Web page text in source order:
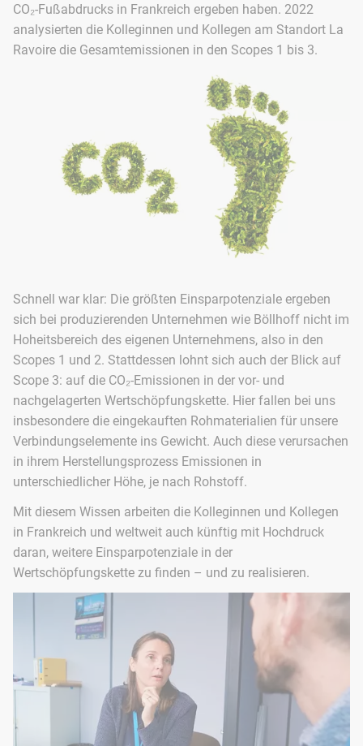
CO₂-Fußabdrucks in Frankreich ergeben haben. 2022
analysierten die Kolleginnen und Kollegen am Standort La
Ravoire die Gesamtemissionen in den Scopes 1 bis 3.
Schnell war klar: Die größten Einsparpotenziale ergeben
sich bei produzierenden Unternehmen wie Böllhoff nicht im
Hoheitsbereich des eigenen Unternehmens, also in den
Scopes 1 und 2. Stattdessen lohnt sich auch der Blick auf
Scope 3: auf die CO₂-Emissionen in der vor- und
nachgelagerten Wertschöpfungskette. Hier fallen bei uns
insbesondere die eingekauften Rohmaterialien für unsere
Verbindungselemente ins Gewicht. Auch diese verursachen
in ihrem Herstellungsprozess Emissionen in
unterschiedlicher Höhe, je nach Rohstoff.
Mit diesem Wissen arbeiten die Kolleginnen und Kollegen
in Frankreich und weltweit auch künftig mit Hochdruck
daran, weitere Einsparpotenziale in der
Wertschöpfungskette zu finden – und zu realisieren.